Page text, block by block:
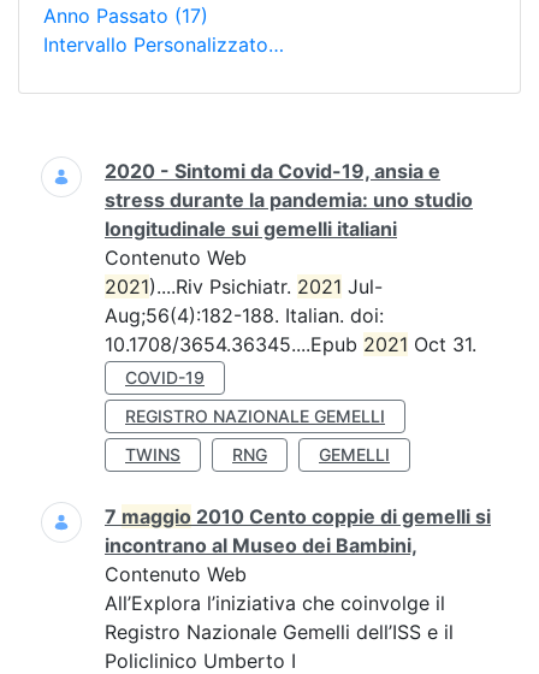
Anno Passato (17)
Intervallo Personalizzato…
Ricerca
2020 - Sintomi da Covid-19, ansia e
stress durante la pandemia: uno studio
longitudinale sui gemelli italiani
Contenuto Web
2021)....Riv Psichiatr. 2021 Jul-
Aug;56(4):182-188. Italian. doi:
10.1708/3654.36345....Epub 2021 Oct 31.
COVID-19
REGISTRO NAZIONALE GEMELLI
TWINS
RNG GEMELLI
7 maggio 2010 Cento coppie di gemelli si
incontrano al Museo dei Bambini,
Contenuto Web
All’Explora l’iniziativa che coinvolge il
Registro Nazionale Gemelli dell’ISS e il
Policlinico Umberto I